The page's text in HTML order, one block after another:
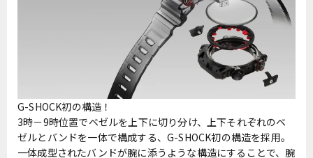
G-SHOCK初の構造！
3時－9時位置でベゼルを上下に切り分け、上下それぞれのベ
ゼルとバンドを一体で構成する、G-SHOCK初の構造を採用。
一体成型されたバンドが腕に添うような構造にすることで、腕